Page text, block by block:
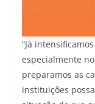
“Já
especialmente
preparamos as
instituições